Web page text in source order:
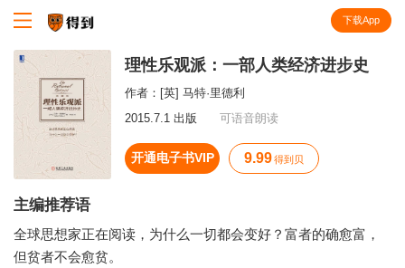
下载App
理性乐观派：一部人类经济进步史
作者： [英] 马特·里德利
2015.7.1 出版
可语音朗读
开通电子书VIP 9.99 得到贝
主编推荐语
全球思想家正在阅读，为什么一切都会变好？富者的确愈富，
但贫者不会愈贫。